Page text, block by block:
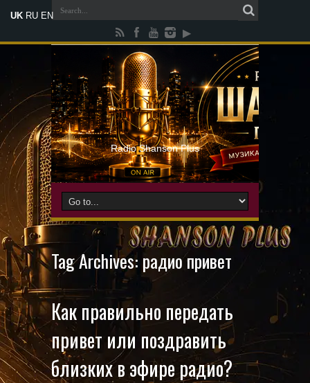
Radio Shanson Plus
Tag Archives:радио привет
Как правильно передать
привет или поздравить
близких в эфире радио?
UK RU EN